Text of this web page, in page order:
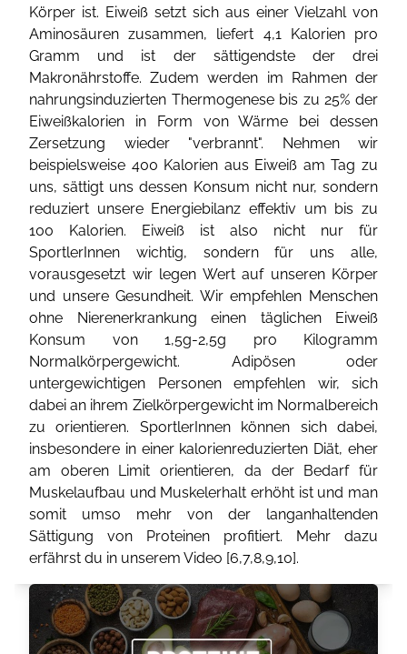
Körper ist. Eiweiß setzt sich aus einer Vielzahl von
Aminosäuren zusammen, liefert 4,1 Kalorien pro
Gramm und ist der sättigendste der drei
Makronährstoffe. Zudem werden im Rahmen der
nahrungsinduzierten Thermogenese bis zu 25% der
Eiweißkalorien in Form von Wärme bei dessen
Zersetzung wieder "verbrannt". Nehmen wir
beispielsweise 400 Kalorien aus Eiweiß am Tag zu
uns, sättigt uns dessen Konsum nicht nur, sondern
reduziert unsere Energiebilanz effektiv um bis zu
100 Kalorien. Eiweiß ist also nicht nur für
SportlerInnen wichtig, sondern für uns alle,
vorausgesetzt wir legen Wert auf unseren Körper
und unsere Gesundheit. Wir empfehlen Menschen
ohne Nierenerkrankung einen täglichen Eiweiß
Konsum von 1,5g-2,5g pro Kilogramm
Normalkörpergewicht. Adipösen oder
untergewichtigen Personen empfehlen wir, sich
dabei an ihrem Zielkörpergewicht im Normalbereich
zu orientieren. SportlerInnen können sich dabei,
insbesondere in einer kalorienreduzierten Diät, eher
am oberen Limit orientieren, da der Bedarf für
Muskelaufbau und Muskelerhalt erhöht ist und man
somit umso mehr von der langanhaltenden
Sättigung von Proteinen profitiert. Mehr dazu
erfährst du in unserem Video [6,7,8,9,10].